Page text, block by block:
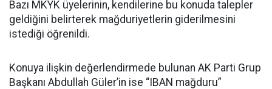
Bazı MKYK üyelerinin, kendilerine bu konuda talepler
geldiğini belirterek mağduriyetlerin giderilmesini
istediği öğrenildi.
Konuya ilişkin değerlendirmede bulunan AK Parti Grup
Başkanı Abdullah Güler’in ise “IBAN mağduru”